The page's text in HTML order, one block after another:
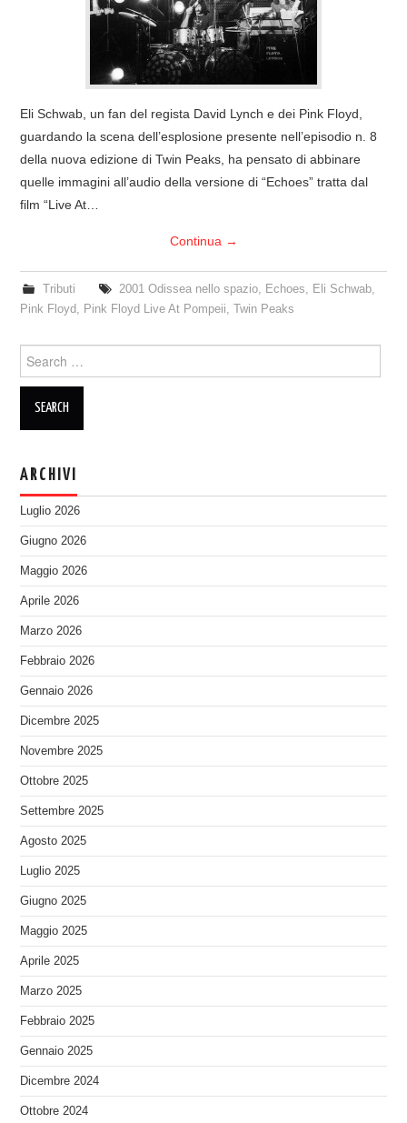
DISCOGRAFIA
LINKS
CONTATTI
PINKFLOYDIANE
Eli Schwab, un fan del regista David Lynch e dei Pink Floyd,
guardando la scena dell’esplosione presente nell’episodio n. 8
della nuova edizione di Twin Peaks, ha pensato di abbinare
quelle immagini all’audio della versione di “Echoes” tratta dal
film “Live At…
Continua →
Tributi 2001 Odissea nello spazio, Echoes, Eli Schwab,
Pink Floyd, Pink Floyd Live At Pompeii,Twin Peaks
for:
ARCHIVI
Luglio 2026
Giugno 2026
Maggio 2026
Aprile 2026
Marzo 2026
Febbraio 2026
Gennaio 2026
Dicembre 2025
Novembre 2025
Ottobre 2025
Settembre 2025
Agosto 2025
Luglio 2025
Giugno 2025
Maggio 2025
Aprile 2025
Marzo 2025
Febbraio 2025
Gennaio 2025
Dicembre 2024
Ottobre 2024